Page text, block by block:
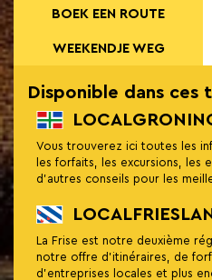
BOEK EEN ROUTE
WEEKENDJE WEG
Disponible dans ces
Vous trouverez ici toutes les
les forfaits, les excursions, les
d'autres conseils pour les
La Frise est notre deuxième
notre offre d'itinéraires, de
d'entreprises locales et plus